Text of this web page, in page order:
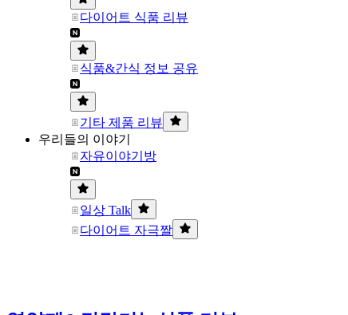
다이어트 식품 리뷰
식품&간식 정보 공유
기타 제품 리뷰
우리들의 이야기
자유이야기방
일상 Talk
다이어트 자극짤